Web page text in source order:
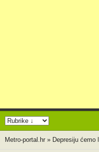
Metro-portal.hr » Depresiju ćemo